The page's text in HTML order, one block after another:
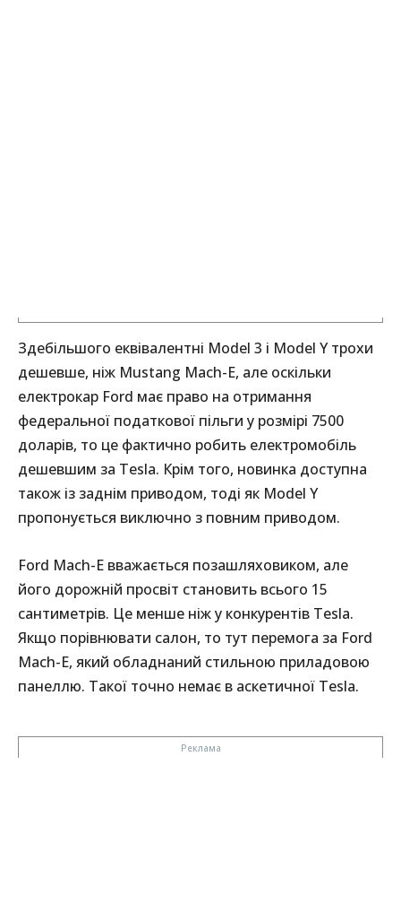
Здебільшого еквівалентні Model 3 і Model Y трохи
дешевше, ніж Mustang Mach-E, але оскільки
електрокар Ford має право на отримання
федеральної податкової пільги у розмірі 7500
доларів, то це фактично робить електромобіль
дешевшим за Tesla. Крім того, новинка доступна
також із заднім приводом, тоді як Model Y
пропонується виключно з повним приводом.
Ford Mach-E вважається позашляховиком, але
його дорожній просвіт становить всього 15
сантиметрів. Це менше ніж у конкурентів Tesla.
Якщо порівнювати салон, то тут перемога за Ford
Mach-E, який обладнаний стильною приладовою
панеллю. Такої точно немає в аскетичної Tesla.